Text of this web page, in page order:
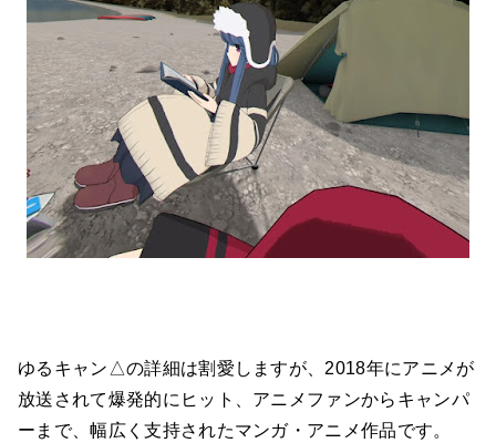
ゆるキャン△の詳細は割愛しますが、2018年にアニメが
放送されて爆発的にヒット、アニメファンからキャンパ
ーまで、幅広く支持されたマンガ・アニメ作品です。